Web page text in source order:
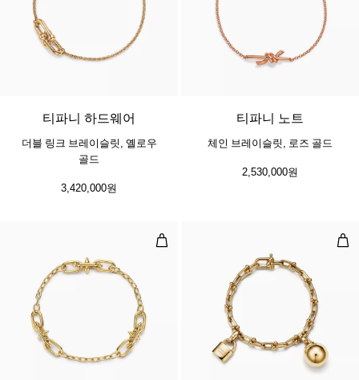
티파니 하드웨어
더블 링크 브레이슬릿, 옐로우
골드
3,420,000원
티파니 노트
체인 브레이슬릿, 로즈 골드
2,530,000원
스몰 링크 스테이션 브레이슬릿, 옐
스